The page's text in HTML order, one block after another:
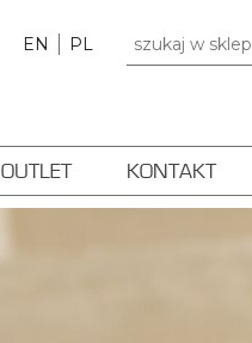
EN PL
OUTLET KONTAKT